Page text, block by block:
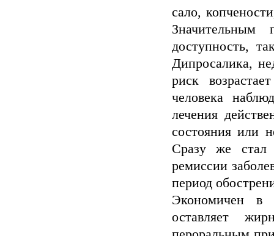
сало,
Значительным
доступность,
Дипросалика,
риск
человека
лечения
состояния или
Сразу же стал
ремиссии
период
Экономичен в
оставляет